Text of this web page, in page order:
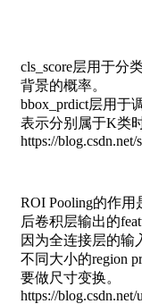
cls_score层用于分
背景的概率。
bbox_prdict层用于
表示分别属于K类
https://
ROI Pooling的作用
后卷积层输出的
因为全连接层的输
不同大小的region
要做尺寸变换。
https://